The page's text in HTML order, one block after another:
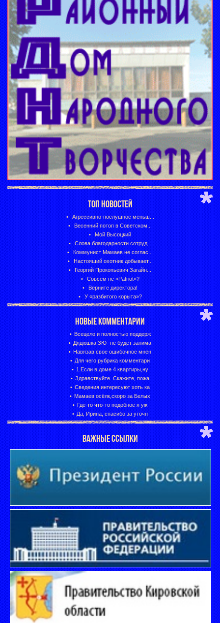
ТОП НОВОСТЕЙ
Агрессивно-послушное меньш...
Весенний потоп в Советском...
Мой Высоцкий
Слова благодарности сотруд...
Коммунист Мамаев не соглас...
Настоящий охотник добывает...
Георгий Прокопьевич Загайн...
Совсем не «Patriot»?
Верните директора!
У «разбитого корыта»?
НОВЫЕ КОММЕНТАРИИ
Всецело и полностью поддерж
Дядюшка ЗЮ -не будет занима
Навязав свое ошибочное мнен
Для чего рубрика комментари
1.Если в доме 4 квартиры,ну
Здравствуйте. Скажите, пожа
Сведения интересуют хоть ка
Мамаев осёлк,скоро за Белых
Где-то что-то подобное я уж
Да, Ирина, спасибо за уточн
ВАЖНЫЕ ССЫЛКИ